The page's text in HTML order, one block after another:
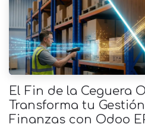
El Fin de la Ceguera
Transforma tu
Finanzas con Odoo